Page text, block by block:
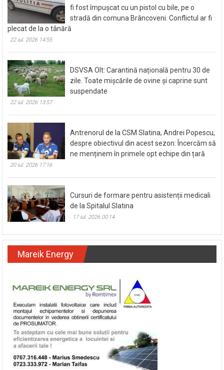
fi fost împușcat cu un pistol cu bile, pe o
stradă din comuna Brâncoveni. Conflictul ar fi
plecat de la o tânără
22 iul. 2026 14:55
DSVSA Olt: Carantină națională pentru 30 de
zile. Toate mișcările de ovine și caprine sunt
suspendate
22 iul. 2026 13:57
Antrenorul de la CSM Slatina, Andrei Popescu,
despre obiectivul din acest sezon: Încercăm să
ne menținem în primele opt echipe din țară
20 iul. 2026 17:16
Cursuri de formare pentru asistenții medicali
de la Spitalul Slatina
17 iul. 2026 00:14
Mareik Energy